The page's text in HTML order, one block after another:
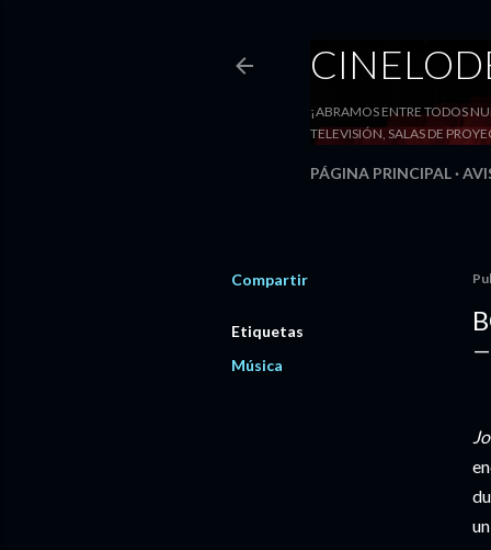
¡ABRAMOS ENTRE TODOS
TELEVISIÓN, SALAS DE
PÁGINA PRINCIPAL
Compartir
Etiquetas
Música